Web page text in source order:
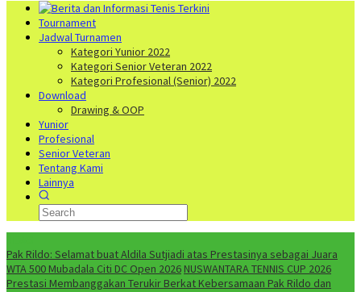
Tournament
Jadwal Turnamen
Kategori Yunior 2022
Kategori Senior Veteran 2022
Kategori Profesional (Senior) 2022
Download
Drawing & OOP
Yunior
Profesional
Senior Veteran
Tentang Kami
Lainnya
Pak Rildo: Selamat buat Aldila Sutjiadi atas Prestasinya sebagai Juara
WTA 500 Mubadala Citi DC Open 2026NUSWANTARA TENNIS CUP 2026
Prestasi Membanggakan Terukir Berkat Kebersamaan Pak Rildo dan